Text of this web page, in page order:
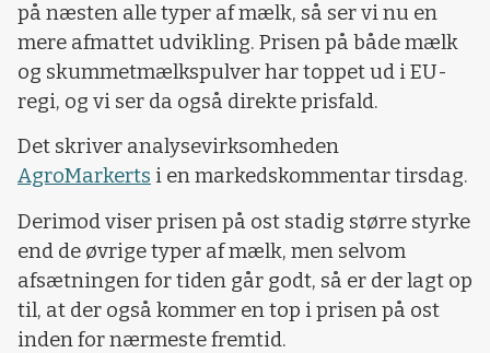
på næsten alle typer af mælk, så ser vi nu en
mere afmattet udvikling. Prisen på både mælk
og skummetmælkspulver har toppet ud i EU-
regi, og vi ser da også direkte prisfald.
Det skriver analysevirksomheden
AgroMarkerts i en markedskommentar tirsdag.
Derimod viser prisen på ost stadig større styrke
end de øvrige typer af mælk, men selvom
afsætningen for tiden går godt, så er der lagt op
til, at der også kommer en top i prisen på ost
inden for nærmeste fremtid.